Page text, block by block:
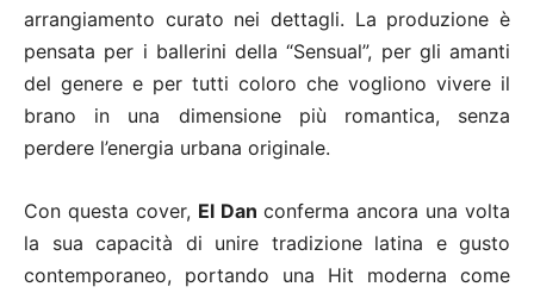
arrangiamento curato nei dettagli. La produzione è
pensata per i ballerini della “Sensual”, per gli amanti
del genere e per tutti coloro che vogliono vivere il
brano in una dimensione più romantica, senza
perdere l’energia urbana originale.
Con questa cover, El Dan conferma ancora una volta
la sua capacità di unire tradizione latina e gusto
contemporaneo, portando una Hit moderna come